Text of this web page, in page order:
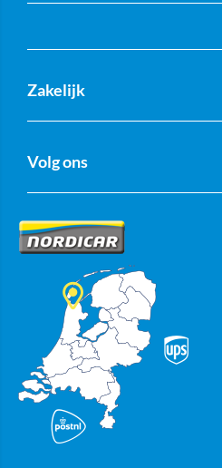
Zakelijk
Volg ons